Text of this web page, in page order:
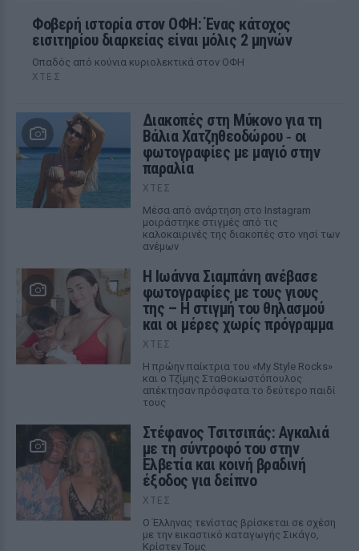
Φοβερή ιστορία στον ΟΦΗ: Ένας κάτοχος
εισιτηρίου διαρκείας είναι μόλις 2 μηνών
Οπαδός από κούνια κυριολεκτικά στον ΟΦΗ
ΧΤΕΣ
Διακοπές στη Μύκονο για τη
Βάλια Χατζηθεοδώρου ‑ οι
φωτογραφίες με μαγιό στην
παραλία
ΧΤΕΣ
Μέσα από ανάρτηση στο Instagram
μοιράστηκε στιγμές από τις
καλοκαιρινές της διακοπές στο νησί των
ανέμων
H Ιωάννα Σιαμπάνη ανέβασε
φωτογραφίες με τους γιους
της – Η στιγμή του θηλασμού
και οι μέρες χωρίς πρόγραμμα
ΧΤΕΣ
Η πρώην παίκτρια του «My Style Rocks»
και ο Τζίμης Σταθοκωστόπουλος
απέκτησαν πρόσφατα το δεύτερο παιδί
τους
Στέφανος Τσιτσιπάς: Αγκαλιά
με τη σύντροφό του στην
Ελβετία και κοινή βραδινή
έξοδος για δείπνο
ΧΤΕΣ
Ο Έλληνας τενίστας βρίσκεται σε σχέση
με την εικαστικό καταγωγής Σικάγο,
Κρίστεν Τομς